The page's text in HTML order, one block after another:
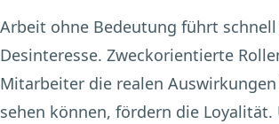
Arbeit ohne Bedeutung führt schnell
Desinteresse. Zweckorientierte
Mitarbeiter die realen
sehen können, fördern die Loyalität.